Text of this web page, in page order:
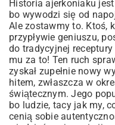
Dodatkowe składniki,
domowy ajerkoniak
Serwowanie i
ajerkoniaku
wskazówki
Pomysły na drinki i
kakaowym
Optymalne warunki i
domowego specjału
Rozwiązywanie
Historia ajerkoniaku
bo wywodzi się od
Ale zostawmy to. Ktoś,
przypływie geniuszu,
do tradycyjnej receptury
mu za to! Ten ruch
zyskał zupełnie nowy
hitem, zwłaszcza w
świątecznym. Jego
bo ludzie, tacy jak my,
cenią sobie